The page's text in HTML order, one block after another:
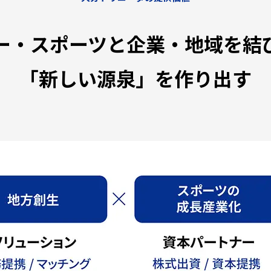
・スポーツと企業・地域を結
「新しい源泉」を作り出す